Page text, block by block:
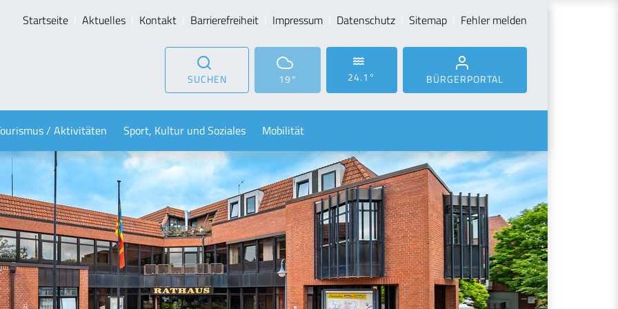
Startseite Aktuelles Kontakt Barrierefreiheit Impressum Datenschutz Sitemap Fehler melden
SUCHEN 19° 24.1° BÜRGERPORTAL
/ Aktivitäten Sport, Kultur und Soziales Mobilität